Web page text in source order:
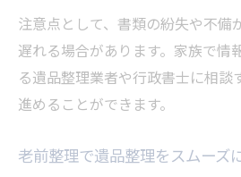
注意点として、書類の紛失や不備
遅れる場合があります。家族で情
る遺品整理業者や行政書士に相談
進めることができます。
老前整理で遺品整理をスムーズ